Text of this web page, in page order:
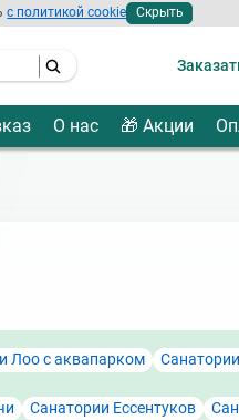
с политикой cookie Скрыть
О нас 🎁 Акции
Лоо с аквапарком
Санатории Ессентуков